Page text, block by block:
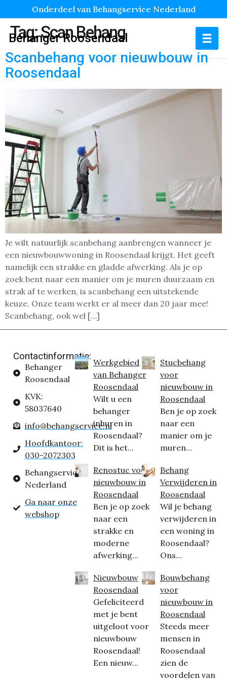
Onderdeel van Behangservice Nederland
Behanger Roosendaal
Tag:Scan Behang
Scanbehang voor nieuwbouw in
Roosendaal
Je wilt natuurlijk scanbehang aanbrengen wanneer je
een nieuwbouwwoning in Roosendaal krijgt. Het geeft
namelijk een strakke en gladde afwerking. Als je op
zoek bent naar een manier om je muren duurzaam en
strak af te werken, is scanbehang een uitstekende
keuze. Onze team werkt er al meer dan 20 jaar mee!
Scanbehang, ook wel […]
Contactinformatie:
Behanger
Roosendaal
KVK:
58037640
info@behangservice.nl
Hoofdkantoor:
030-2072303
Behangservice
Nederland
Ga naar onze
webshop
Werkgebied
van Behanger
Roosendaal
Wilt u een
behanger
inhuren in
Roosendaal?
Dit is het...
Renostuc voor
nieuwbouw in
Roosendaal
Ben je op zoek
naar een
strakke en
moderne
afwerking...
Nieuwbouw
Roosendaal
Gefeliciteerd
met je bent
uitgeloot voor
nieuwbouw
Roosendaal!
Een nieuw...
Stucbehang
voor
nieuwbouw in
Roosendaal
Ben je op zoek
naar een
manier om je
muren...
Behang
Verwijderen in
Roosendaal
Wil je behang
verwijderen in
een woning in
Roosendaal?
Ons...
Bouwbehang
voor
nieuwbouw in
Roosendaal
Steeds meer
mensen in
Roosendaal
zien de
voordelen van